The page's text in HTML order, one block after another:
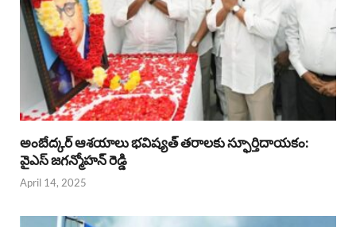
అంబేద్కర్ ఆశయాలు భవిష్యత్ తరాలకు స్ఫూర్తిదాయకం:
వైఎస్ జగన్మోహన్ రెడ్డి
April 14, 2025